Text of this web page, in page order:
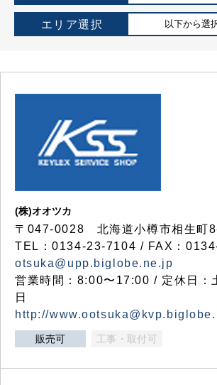
エリア選択 以下から選
(株)オオツカ
〒047-0028 北海道小樽市相生町
TEL：0134-23-7104 / FAX：
otsuka@upp.biglobe.ne.jp
営業時間：8:00〜17:00 / 定休日：
日
http://
販売可 工事・取付可